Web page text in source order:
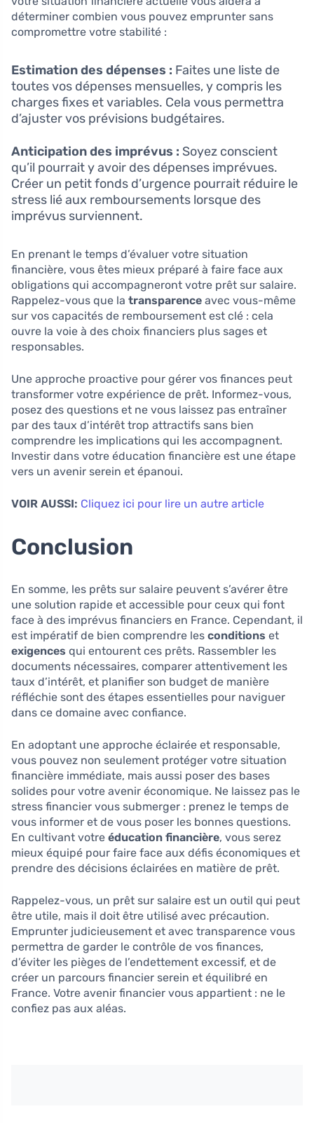
déterminer combien vous pouvez emprunter sans
compromettre votre stabilité :
Estimation des dépenses : Faites une liste de
toutes vos dépenses mensuelles, y compris les
charges fixes et variables. Cela vous permettra
d’ajuster vos prévisions budgétaires.
Anticipation des imprévus : Soyez conscient
qu’il pourrait y avoir des dépenses imprévues.
Créer un petit fonds d’urgence pourrait réduire le
stress lié aux remboursements lorsque des
imprévus surviennent.
En prenant le temps d’évaluer votre situation
financière, vous êtes mieux préparé à faire face aux
obligations qui accompagneront votre prêt sur salaire.
Rappelez-vous que la transparence avec vous-même
sur vos capacités de remboursement est clé : cela
ouvre la voie à des choix financiers plus sages et
responsables.
Une approche proactive pour gérer vos finances peut
transformer votre expérience de prêt. Informez-vous,
posez des questions et ne vous laissez pas entraîner
par des taux d’intérêt trop attractifs sans bien
comprendre les implications qui les accompagnent.
Investir dans votre éducation financière est une étape
vers un avenir serein et épanoui.
VOIR AUSSI: Cliquez ici pour lire un autre article
Conclusion
En somme, les prêts sur salaire peuvent s’avérer être
une solution rapide et accessible pour ceux qui font
face à des imprévus financiers en France. Cependant, il
est impératif de bien comprendre les conditions et
exigences qui entourent ces prêts. Rassembler les
documents nécessaires, comparer attentivement les
taux d’intérêt, et planifier son budget de manière
réfléchie sont des étapes essentielles pour naviguer
dans ce domaine avec confiance.
En adoptant une approche éclairée et responsable,
vous pouvez non seulement protéger votre situation
financière immédiate, mais aussi poser des bases
solides pour votre avenir économique. Ne laissez pas le
stress financier vous submerger : prenez le temps de
vous informer et de vous poser les bonnes questions.
En cultivant votre éducation financière, vous serez
mieux équipé pour faire face aux défis économiques et
prendre des décisions éclairées en matière de prêt.
Rappelez-vous, un prêt sur salaire est un outil qui peut
être utile, mais il doit être utilisé avec précaution.
Emprunter judicieusement et avec transparence vous
permettra de garder le contrôle de vos finances,
d’éviter les pièges de l’endettement excessif, et de
créer un parcours financier serein et équilibré en
France. Votre avenir financier vous appartient : ne le
confiez pas aux aléas.